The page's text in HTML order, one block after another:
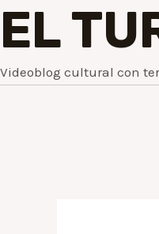
EL
Videoblog cultural con